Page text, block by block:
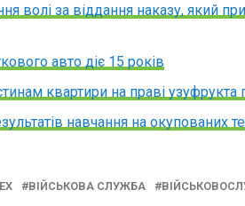
волі за віддання наказу, який
авто діє 15 років
квартири на праві узуфрукта
навчання на окупованих
ВІЙСЬКОВА СЛУЖБА